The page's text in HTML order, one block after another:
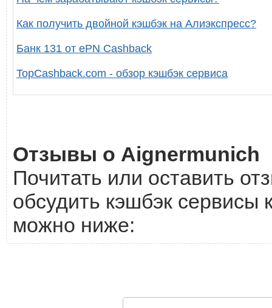
Как получить двойной кэшбэк на Алиэкспресс?
Банк 131 от ePN Cashback
TopCashback.com - обзор кэшбэк сервиса
Отзывы о Aignermunich
Почитать или оставить
обсудить кэшбэк сервисы
можно ниже: